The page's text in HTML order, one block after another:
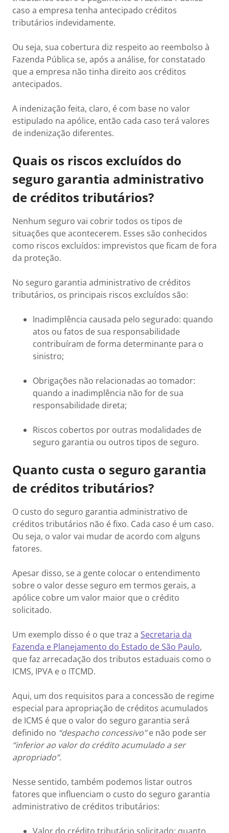
caso a empresa tenha antecipado créditos
tributários indevidamente.
Ou seja, sua cobertura diz respeito ao reembolso à
Fazenda Pública se, após a análise, for constatado
que a empresa não tinha direito aos créditos
antecipados.
A indenização feita, claro, é com base no valor
estipulado na apólice, então cada caso terá valores
de indenização diferentes.
Quais os riscos excluídos do
seguro garantia administrativo
de créditos tributários?
Nenhum seguro vai cobrir todos os tipos de
situações que acontecerem. Esses são conhecidos
como riscos excluídos: imprevistos que ficam de fora
da proteção.
No seguro garantia administrativo de créditos
tributários, os principais riscos excluídos são:
Inadimplência causada pelo segurado: quando
atos ou fatos de sua responsabilidade
contribuíram de forma determinante para o
sinistro;
Obrigações não relacionadas ao tomador:
quando a inadimplência não for de sua
responsabilidade direta;
Riscos cobertos por outras modalidades de
seguro garantia ou outros tipos de seguro.
Quanto custa o seguro garantia
de créditos tributários?
O custo do seguro garantia administrativo de
créditos tributários não é fixo. Cada caso é um caso.
Ou seja, o valor vai mudar de acordo com alguns
fatores.
Apesar disso, se a gente colocar o entendimento
sobre o valor desse seguro em termos gerais, a
apólice cobre um valor maior que o crédito
solicitado.
Um exemplo disso é o que traz a Secretaria da
Fazenda e Planejamento do Estado de São Paulo,
que faz arrecadação dos tributos estaduais como o
ICMS, IPVA e o ITCMD.
Aqui, um dos requisitos para a concessão de regime
especial para apropriação de créditos acumulados
de ICMS é que o valor do seguro garantia será
definido no “despacho concessivo”e não pode ser
“inferior ao valor do crédito acumulado a ser
apropriado”.
Nesse sentido, também podemos listar outros
fatores que influenciam o custo do seguro garantia
administrativo de créditos tributários: